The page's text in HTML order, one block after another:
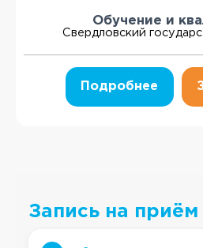
Обучение и
Свердловский
Подробнее